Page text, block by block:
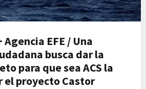
Agencia EFE / Una
busca dar la
para que sea ACS la
el proyecto Castor